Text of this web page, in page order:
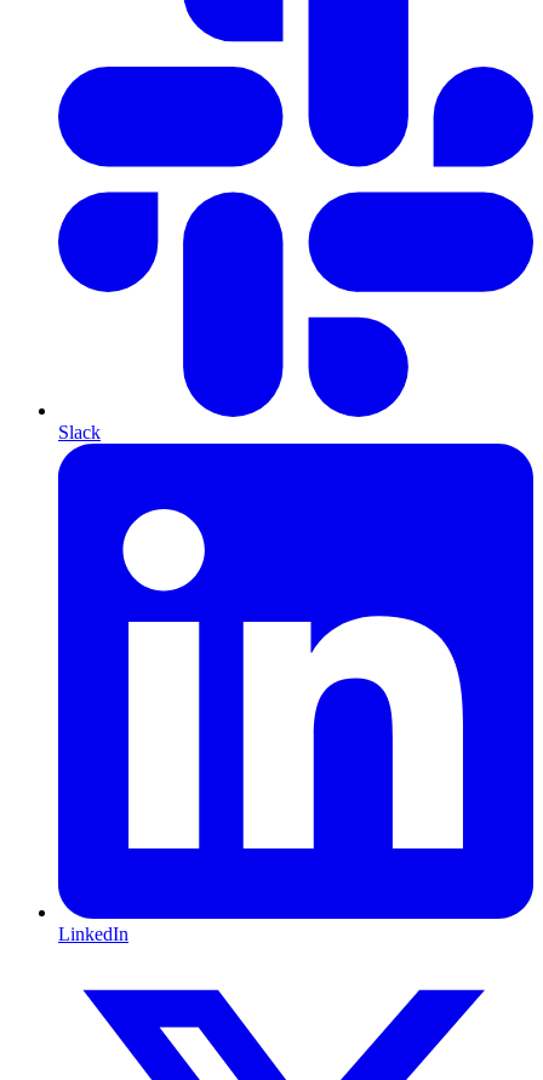
Slack
LinkedIn